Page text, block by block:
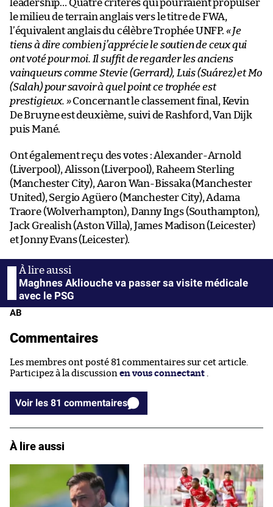
leadership… Quatre critères qui pourraient propulser
le milieu de terrain anglais vers le titre de FWA,
l’équivalent anglais du célèbre Trophée UNFP. « Je
tiens à dire combien j’apprécie le soutien de ceux qui
ont voté pour moi. Il suffit de regarder les anciens
vainqueurs comme Stevie (Gerrard), Luis (Suárez) et Mo
(Salah) pour savoir à quel point ce trophée est
prestigieux. »Concernant le classement final, Kevin
De Bruyne est deuxième, suivi de Rashford, Van Dijk
puis Mané.
Ont également reçu des votes : Alexander-Arnold
(Liverpool), Alisson (Liverpool), Raheem Sterling
(Manchester City), Aaron Wan-Bissaka (Manchester
United), Sergio Agüero (Manchester City), Adama
Traore (Wolverhampton), Danny Ings (Southampton),
Jack Grealish (Aston Villa), James Madison (Leicester)
et Jonny Evans (Leicester).
Maghnes Akliouche va passer sa visite médicale
avec le PSG
AB
Commentaires
Les membres ont posté 81 commentaires sur cet article.
Participez à la discussion en vous connectant .
Voir les 81 commentaires
À lire aussi